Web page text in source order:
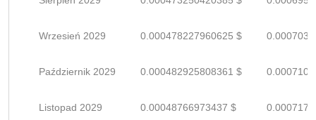
Wrzesień 2029 0.000478227960625 $
Październik 2029 0.000482925808361 $
Listopad 2029 0.00048766973437 $